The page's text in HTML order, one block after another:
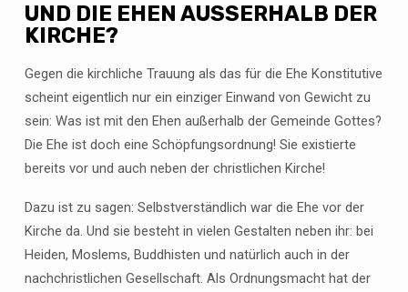
UND DIE EHEN AUSSERHALB DER K
IRCHE?
Gegen die kirchliche Trauung als das für die Ehe Konstitutive
scheint eigentlich nur ein einziger Einwand von Gewicht zu
sein: Was ist mit den Ehen außerhalb der Gemeinde Gottes?
Die Ehe ist doch eine Schöpfungsordnung! Sie existierte
bereits vor und auch neben der christlichen Kirche!
Dazu ist zu sagen: Selbstverständlich war die Ehe vor der
Kirche da. Und sie besteht in vielen Gestalten neben ihr: bei
Heiden, Moslems, Buddhisten und natürlich auch in der
nachchristlichen Gesellschaft. Als Ordnungsmacht hat der